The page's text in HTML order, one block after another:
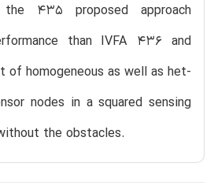
435 proposed approach
than IVFA 436 and
of homogeneous as well as het-
nodes in a squared sensing
the obstacles.